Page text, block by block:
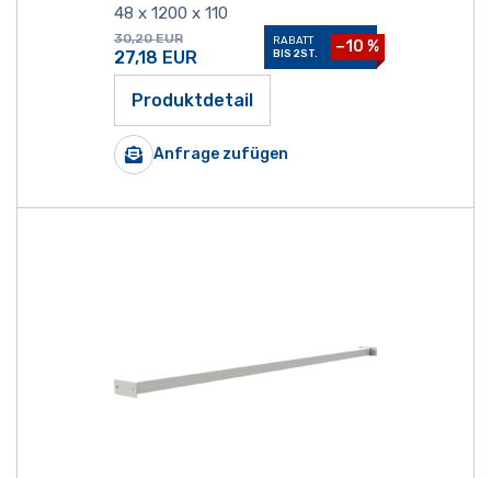
48 x 1200 x 110
30,20 EUR
27,18 EUR
RABATT
BIS 2ST.
−10 %
Produktdetail
Anfrage zufügen